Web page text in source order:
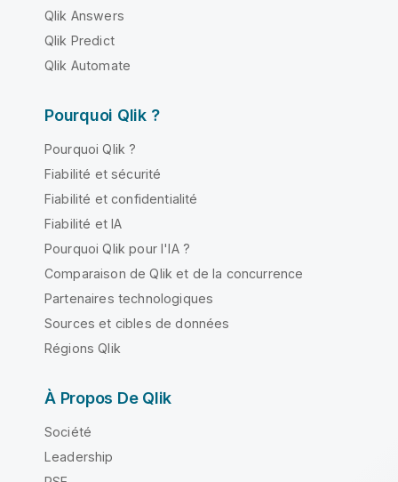
Qlik Answers
Qlik Predict
Qlik Automate
Pourquoi Qlik ?
Pourquoi Qlik ?
Fiabilité et sécurité
Fiabilité et confidentialité
Fiabilité et IA
Pourquoi Qlik pour l'IA ?
Comparaison de Qlik et de la concurrence
Partenaires technologiques
Sources et cibles de données
Régions Qlik
À Propos De Qlik
Société
Leadership